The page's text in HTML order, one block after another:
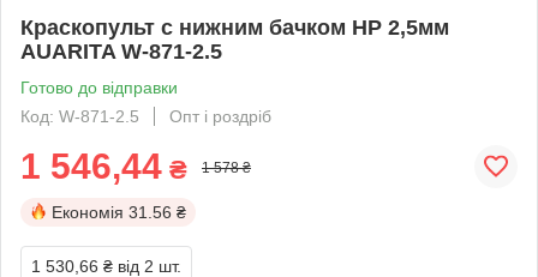
Краскопульт с нижним бачком HP 2,5мм
AUARITA W-871-2.5
Готово до відправки
Код: W-871-2.5
Опт і роздріб
1 546,44 ₴ 1 578 ₴
Економія 31.56 ₴
1 530,66 ₴ від 2 шт.